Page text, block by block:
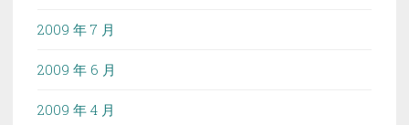
2009 年 7 月
2009 年 6 月
2009 年 4 月